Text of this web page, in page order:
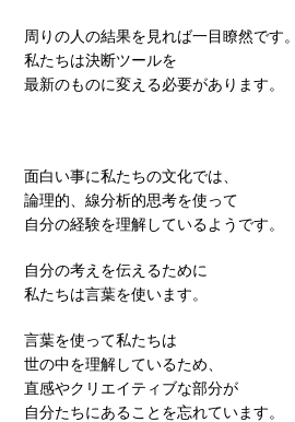
周りの人の結果を見れば一目瞭然です。
私たちは決断ツールを
最新のものに変える必要があります。
面白い事に私たちの文化では、
論理的、線分析的思考を使って
自分の経験を理解しているようです。
自分の考えを伝えるために
私たちは言葉を使います。
言葉を使って私たちは
世の中を理解しているため、
直感やクリエイティブな部分が
自分たちにあることを忘れています。